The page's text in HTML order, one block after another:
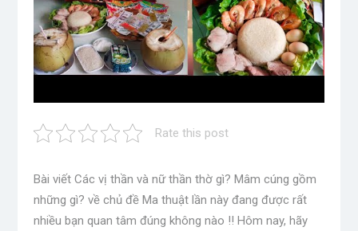
Rate this post
Bài viết Các vị thần và nữ thần thờ gì? Mâm cúng gồm
những gì? về chủ đề Ma thuật lần này đang được rất
nhiều bạn quan tâm đúng không nào !! Hôm nay, hãy